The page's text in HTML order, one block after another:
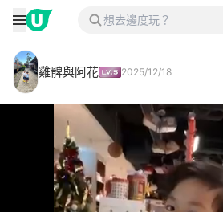
雞髀與阿花 2025/12/18